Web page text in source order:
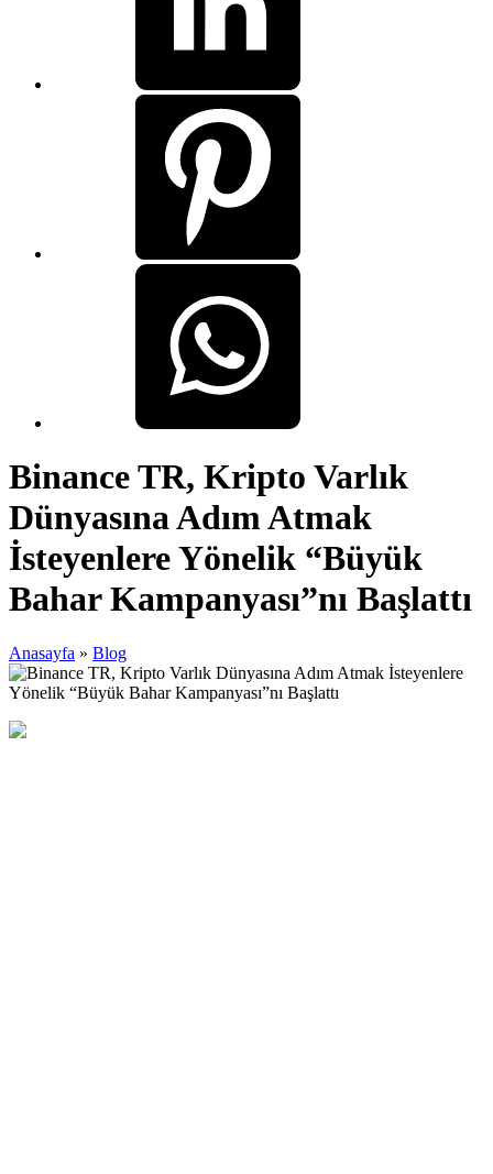
Binance TR, Kripto Varlık
Dünyasına Adım Atmak
İsteyenlere Yönelik “Büyük
Bahar Kampanyası”nı Başlattı
Anasayfa » Blog